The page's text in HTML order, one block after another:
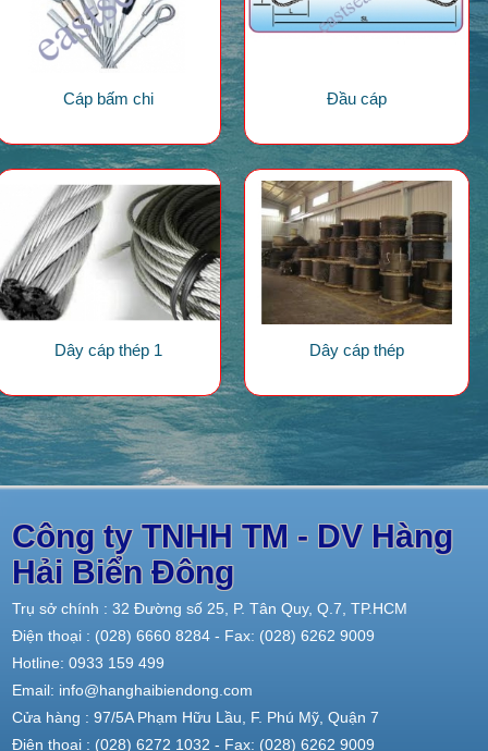
Cáp bấm chi Đầu cáp
Dây cáp thép 1 Dây cáp thép
Công ty TNHH TM - DV Hàng
Hải Biển Đông
Trụ sở chính : 32 Đường số 25, P. Tân Quy, Q.7, TP.HCM
Điện thoại : (028) 6660 8284 - Fax: (028) 6262 9009
Hotline: 0933 159 499
Email: info@hanghaibiendong.com
Cửa hàng : 97/5A Phạm Hữu Lầu, F. Phú Mỹ, Quận 7
Điện thoại : (028) 6272 1032 - Fax: (028) 6262 9009